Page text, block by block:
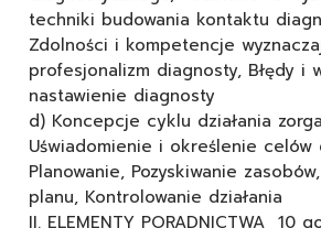
techniki budowania kontaktu
Zdolności i kompetencje
profesjonalizm diagnosty, Błędy i
nastawienie diagnosty
d) Koncepcje cyklu działania
Uświadomienie i określenie celów
Planowanie, Pozyskiwanie
planu, Kontrolowanie działania
II. ELEMENTY PORADNICTWA 10